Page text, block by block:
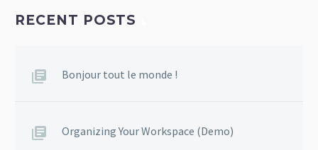
RECENT POSTS
Bonjour tout le monde !
Organizing Your Workspace (Demo)